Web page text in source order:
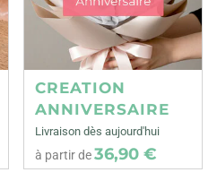
CREATION
ANNIVERSAIRE
Livraison dès aujourd'hui
à partir de36,90 €